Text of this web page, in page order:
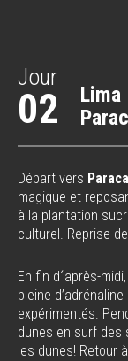
Jour
02
Lima
Départ vers
magique et
à la plantation
culturel. Reprise
En fin d´après-
pleine
expérimentés.
dunes en surf des
les dunes! Retour